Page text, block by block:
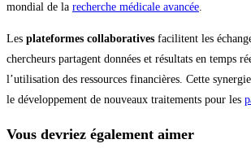
mondial de la recherche médicale avancée.
Les plateformes collaboratives facilitent les
chercheurs partagent données et résultats en temps
l’utilisation des ressources financières. Cette
le développement de nouveaux traitements pour les
Vous devriez également aimer